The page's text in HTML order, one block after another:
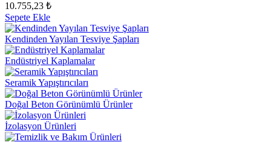
10.755,23 ₺
Sepete Ekle
Kendinden Yayılan Tesviye Şapları
Endüstriyel Kaplamalar
Seramik Yapıştırıcıları
Doğal Beton Görünümlü Ürünler
İzolasyon Ürünleri